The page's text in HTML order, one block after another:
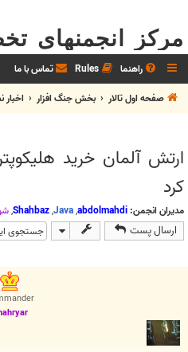
مرکز انجمنهای
راهنما Rules تماس با ما
صفحه اول تالار
بخش جنگ افزار اخبار
ارتش آلمان خريد
كرد
مدیران انجمن: abdolmahdi
,
Java
,
Shahbaz
,
ارسال پست